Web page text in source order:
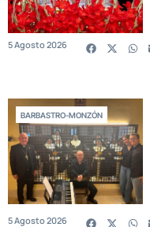
5 Agosto 2026
BARBASTRO-MONZÓN
5 Agosto 2026